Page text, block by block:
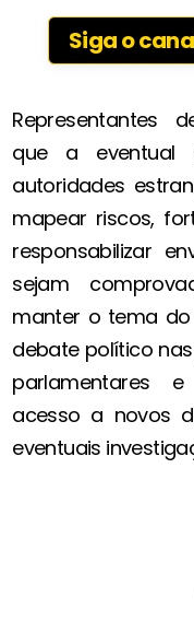
Siga o
Representantes
que a eventual
autoridades
mapear riscos,
responsabilizar
sejam
manter o tema
debate político
parlamentares
acesso a novos
eventuais